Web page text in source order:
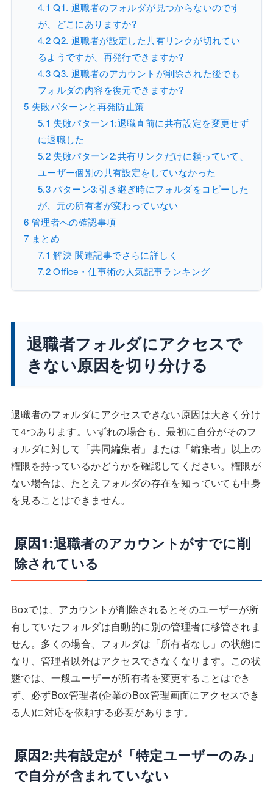
4.1 Q1. 退職者のフォルダが見つからないのです
が、どこにありますか?
4.2Q2. 退職者が設定した共有リンクが切れてい
るようですが、再発行できますか?
4.3Q3. 退職者のアカウントが削除された後でも
フォルダの内容を復元できますか?
5 失敗パターンと再発防止策
5.1 失敗パターン1:退職直前に共有設定を変更せず
に退職した
5.2失敗パターン2:共有リンクだけに頼っていて、
ユーザー個別の共有設定をしていなかった
5.3パターン3:引き継ぎ時にフォルダをコピーした
が、元の所有者が変わっていない
6 管理者への確認事項
7 まとめ
7.1 解決 関連記事でさらに詳しく
7.2Office・仕事術の人気記事ランキング
退職者フォルダにアクセスで
きない原因を切り分ける
退職者のフォルダにアクセスできない原因は大きく分け
て4つあります。いずれの場合も、最初に自分がそのフ
ォルダに対して「共同編集者」または「編集者」以上の
権限を持っているかどうかを確認してください。権限が
ない場合は、たとえフォルダの存在を知っていても中身
を見ることはできません。
原因1:退職者のアカウントがすでに削
除されている
Boxでは、アカウントが削除されるとそのユーザーが所
有していたフォルダは自動的に別の管理者に移管されま
せん。多くの場合、フォルダは「所有者なし」の状態に
なり、管理者以外はアクセスできなくなります。この状
態では、一般ユーザーが所有者を変更することはでき
ず、必ずBox管理者(企業のBox管理画面にアクセスでき
る人)に対応を依頼する必要があります。
原因2:共有設定が「特定ユーザーのみ」
で自分が含まれていない